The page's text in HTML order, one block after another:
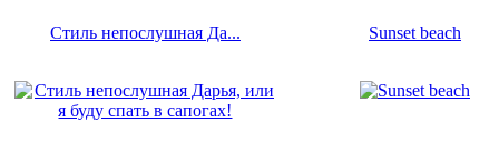
Стиль непослушная Да... Sunset beach